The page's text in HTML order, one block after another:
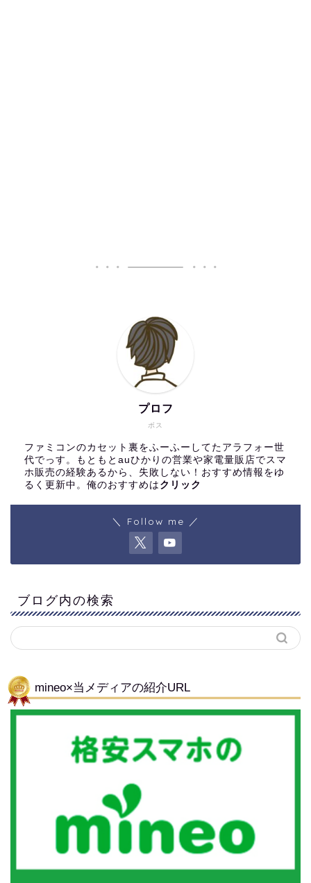
ボス
プロフ
ファミコンのカセット裏をふーふーしてたアラフォー世
代でっす。もともとauひかりの営業や家電量販店でスマ
ホ販売の経験あるから、失敗しない！おすすめ情報をゆ
るく更新中。俺のおすすめは クリック
＼ Follow me ／
ブログ内の検索
mineo×当メディアの紹介URL